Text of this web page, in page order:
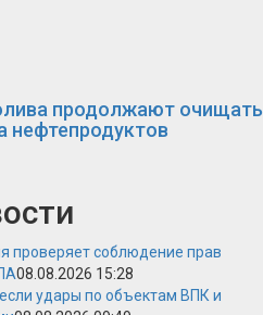
продолжают очищать
нефтепродуктов
проверяет соблюдение прав
08.08.2026 15:28
удары по объектам ВПК и